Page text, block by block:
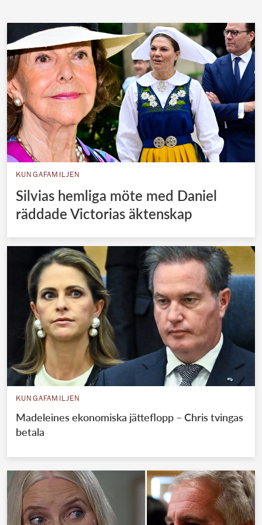
KUNGAFAMILJEN
Silvias hemliga möte med Daniel
räddade Victorias äktenskap
KUNGAFAMILJEN
Madeleines ekonomiska jätteflopp – Chris tvingas
betala